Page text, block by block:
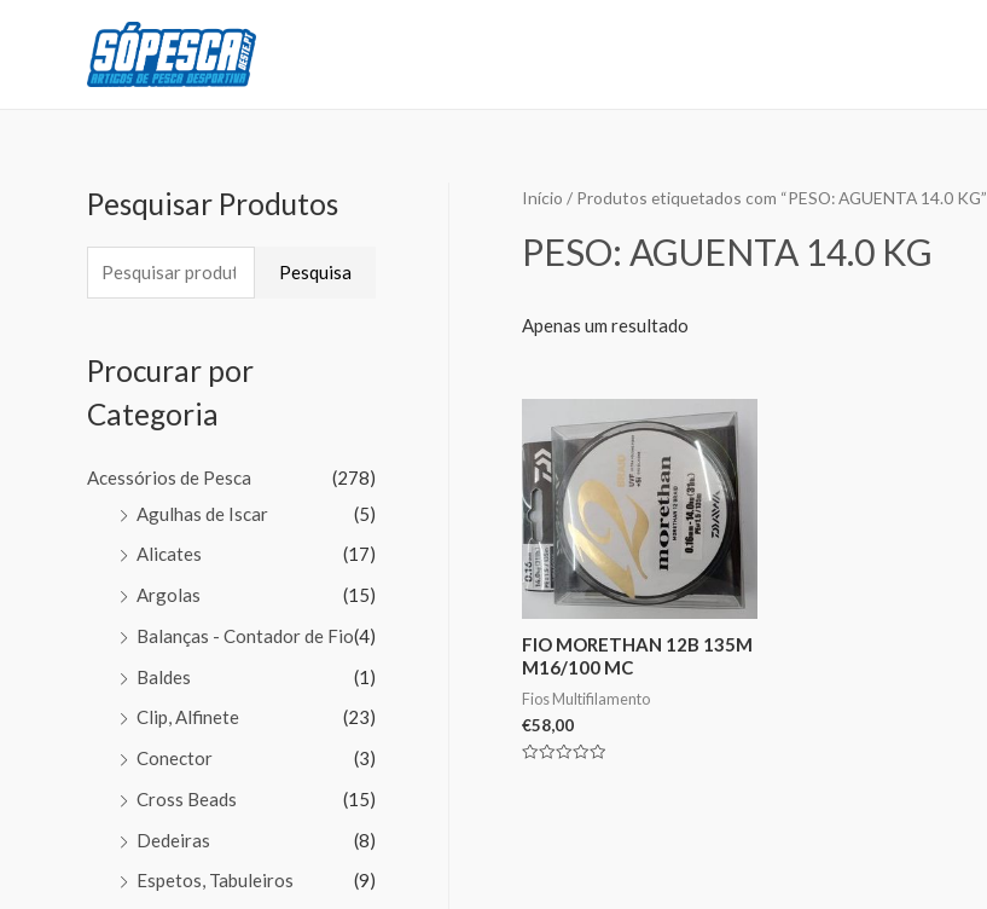
Pesquisar Produtos
Pesquisa
Procurar por
Categoria
Acessórios de Pesca
(278)
Agulhas de Iscar
(5)
Alicates
(17)
Argolas
(15)
Balanças - Contador de Fio(4)
Baldes
(1)
Clip, Alfinete
(23)
Conector
(3)
Cross Beads
(15)
Dedeiras
(8)
Espetos, Tabuleiros
(9)
Início / Produtos etiquetados com “PESO: AGUENTA 14.0 KG”
PESO: AGUENTA 14.0 KG
Apenas um resultado
FIO MORETHAN 12B 135M
M16/100 MC
Fios Multifilamento
€58,00